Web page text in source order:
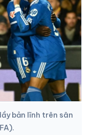
bản lĩnh trên sân